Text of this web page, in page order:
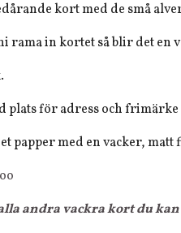
kort med de små
rama in kortet så blir det en
plats för adress och
papper med en vacker, matt
andra vackra kort du